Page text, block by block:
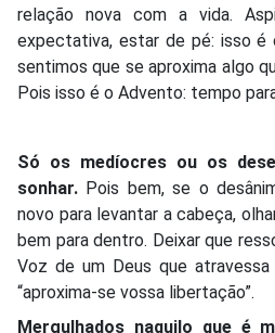
relação nova com a vida.
expectativa, estar de pé: isso é
sentimos que se aproxima algo
Pois isso é o Advento: tempo
Só os medíocres ou os
sonhar. Pois bem, se o
novo para levantar a cabeça,
bem para dentro. Deixar que
Voz de um Deus que
“aproxima-se vossa libertação”.
Mergulhados naquilo que é